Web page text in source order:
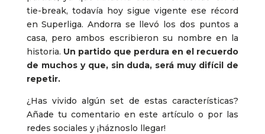
tie-break, todavía hoy sigue vigente ese récord
en Superliga. Andorra se llevó los dos puntos a
casa, pero ambos escribieron su nombre en la
historia. Un partido que perdura en el recuerdo
de muchos y que, sin duda, será muy difícil de
repetir.
¿Has vivido algún set de estas características?
Añade tu comentario en este artículo o por las
redes sociales y ¡háznoslo llegar!